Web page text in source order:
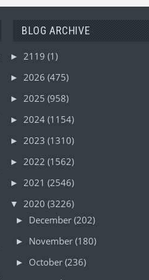
BLOG ARCHIVE
► 2119(1)
► 2026(475)
► 2025(958)
► 2024(1154)
► 2023(1310)
► 2022(1562)
► 2021(2546)
▼ 2020(3226)
► December(202)
► November(180)
► October(236)